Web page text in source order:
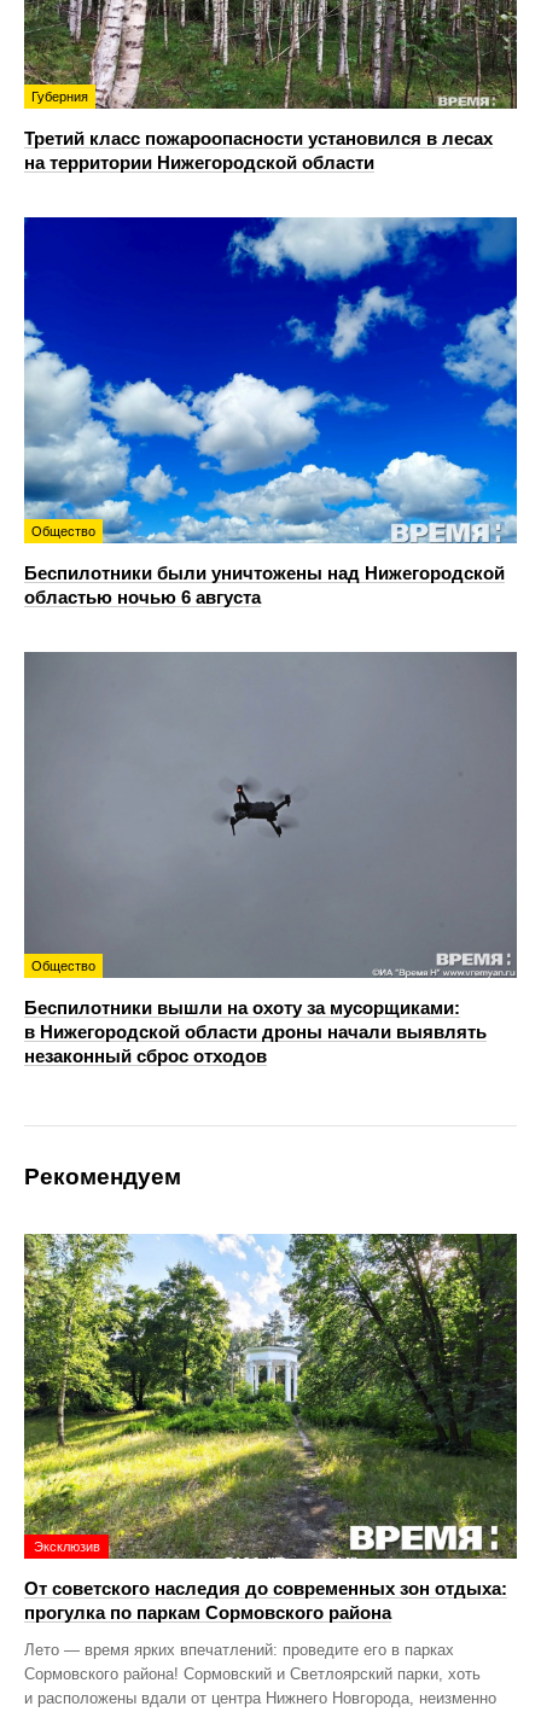
Губерния
Третий класс пожароопасности установился в лесах
на территории Нижегородской области
Общество
Беспилотники были уничтожены над Нижегородской
областью ночью 6 августа
Общество
Беспилотники вышли на охоту за мусорщиками:
в Нижегородской области дроны начали выявлять
незаконный сброс отходов
Рекомендуем
Эксклюзив
От советского наследия до современных зон отдыха:
прогулка по паркам Сормовского района
Лето — время ярких впечатлений: проведите его в парках
Сормовского района! Сормовский и Светлоярский парки, хоть
и расположены вдали от центра Нижнего Новгорода, неизменно